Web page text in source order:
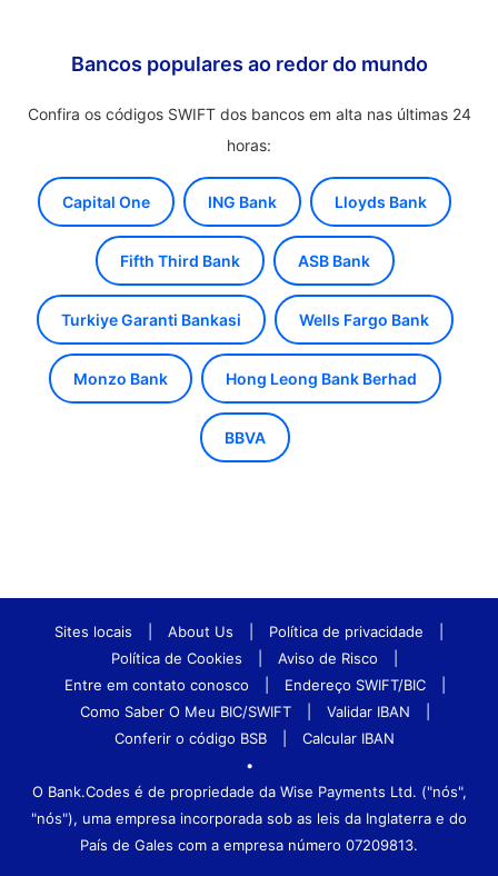
Bancos populares ao redor do mundo
Confira os códigos SWIFT dos bancos em alta nas últimas 24
horas:
Capital One ING Bank Lloyds Bank
Fifth Third Bank ASB Bank
Turkiye Garanti Bankasi Wells Fargo Bank
Monzo Bank Hong Leong Bank Berhad
BBVA
Sites locais About Us Política de privacidade
Política de Cookies
Aviso de Risco
Entre em contato conosco
Endereço SWIFT/BIC
Como Saber O Meu BIC/SWIFT
Validar IBAN
Conferir o código BSB
Calcular IBAN
•
O Bank.Codes é de propriedade da Wise Payments Ltd. ("nós",
"nós"), uma empresa incorporada sob as leis da Inglaterra e do
País de Gales com a empresa número 07209813.